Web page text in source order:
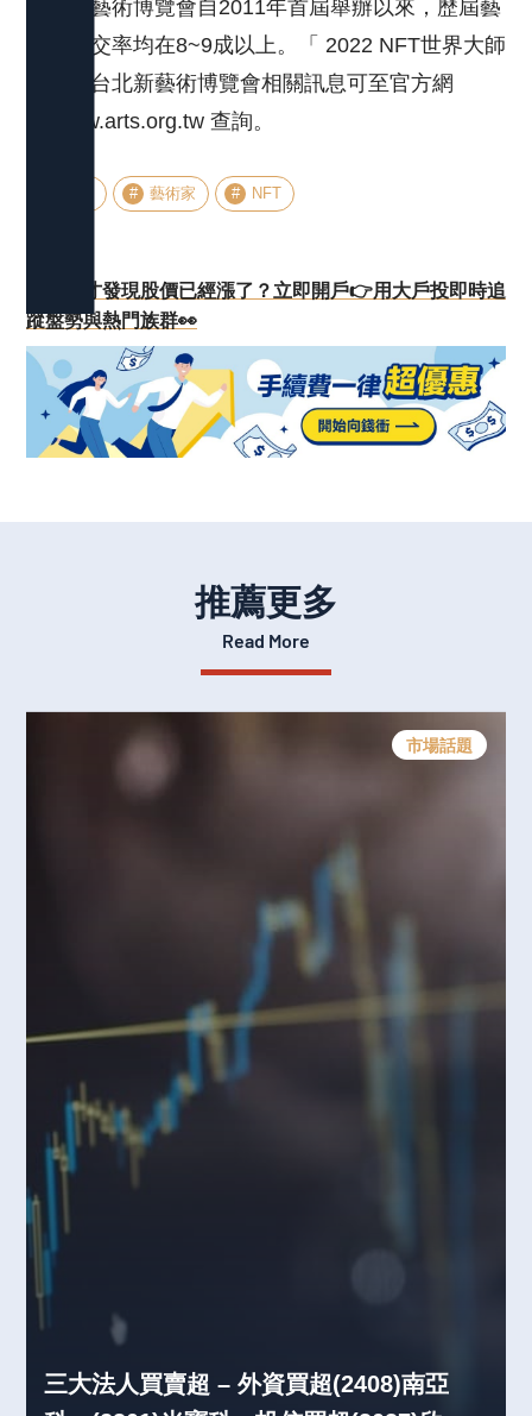
台北新藝術博覽會自2011年首屆舉辦以來，歷屆藝
術家成交率均在8~9成以上。「 2022 NFT世界大師
賽」及台北新藝術博覽會相關訊息可至官方網
站 www.arts.org.tw 查詢。
藝術家 NFT
看新聞才發現股價已經漲了？立即開戶👉用大戶投即時追
蹤盤勢與熱門族群👀
推薦更多
Read More
市場話題
三大法人買賣超 – 外資買超(2408)南亞